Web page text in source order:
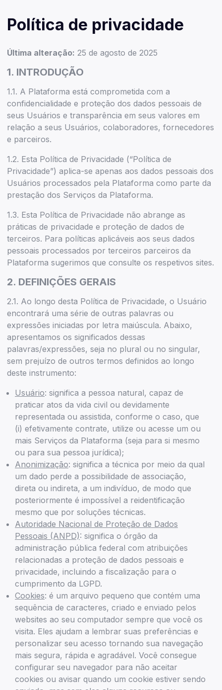
Política de privacidade
Última alteração: 25 de agosto de 2025
1. INTRODUÇÃO
1.1. A Plataforma está comprometida com a
confidencialidade e proteção dos dados pessoais de
seus Usuários e transparência em seus valores em
relação a seus Usuários, colaboradores, fornecedores
e parceiros.
1.2. Esta Política de Privacidade (“Política de
Privacidade”) aplica-se apenas aos dados pessoais dos
Usuários processados pela Plataforma como parte da
prestação dos Serviços da Plataforma.
1.3. Esta Política de Privacidade não abrange as
práticas de privacidade e proteção de dados de
terceiros. Para políticas aplicáveis aos seus dados
pessoais processados por terceiros parceiros da
Plataforma sugerimos que consulte os respetivos sites.
2. DEFINIÇÕES GERAIS
2.1. Ao longo desta Política de Privacidade, o Usuário
encontrará uma série de outras palavras ou
expressões iniciadas por letra maiúscula. Abaixo,
apresentamos os significados dessas
palavras/expressões, seja no plural ou no singular,
sem prejuízo de outros termos definidos ao longo
deste instrumento:
Usuário: significa a pessoa natural, capaz de
praticar atos da vida civil ou devidamente
representada ou assistida, conforme o caso, que
(i) efetivamente contrate, utilize ou acesse um ou
mais Serviços da Plataforma (seja para si mesmo
ou para sua pessoa jurídica);
Anonimização: significa a técnica por meio da qual
um dado perde a possibilidade de associação,
direta ou indireta, a um indivíduo, de modo que
posteriormente é impossível a reidentificação
mesmo que por soluções técnicas.
Autoridade Nacional de Proteção de Dados
Pessoais (ANPD): significa o órgão da
administração pública federal com atribuições
relacionadas a proteção de dados pessoais e
privacidade, incluindo a fiscalização para o
cumprimento da LGPD.
Cookies: é um arquivo pequeno que contém uma
sequência de caracteres, criado e enviado pelos
websites ao seu computador sempre que você os
visita. Eles ajudam a lembrar suas preferências e
personalizar seu acesso tornando sua navegação
mais segura, rápida e agradável. Você consegue
configurar seu navegador para não aceitar
cookies ou avisar quando um cookie estiver sendo